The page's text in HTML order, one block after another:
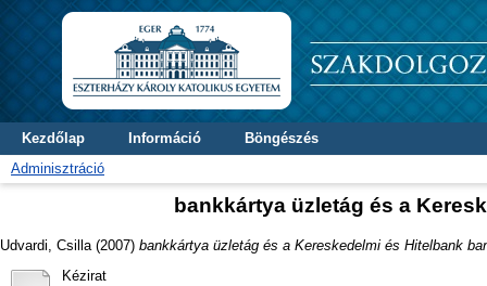
Kezdőlap Információ
Böngészés
Adminisztráció
bankkártya üzletág és a
Udvardi, Csilla (2007) bankkártya üzletág és a Kereskedelmi és Hitelbank
Kézirat